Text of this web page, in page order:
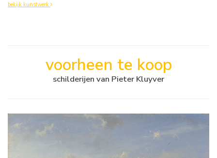
bekijk kunstwerk
voorheen te koop
schilderijen van Pieter Kluyver